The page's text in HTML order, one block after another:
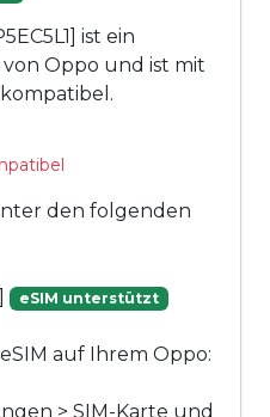
ist ein
Oppo und ist mit
den folgenden
eSIM unterstützt
auf Ihrem Oppo:
> SIM-Karte und